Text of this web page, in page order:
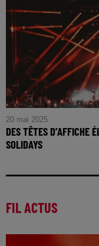
20 mai 2025
DES TÊTES D’AFFICHE
SOLIDAYS
FIL ACTUS